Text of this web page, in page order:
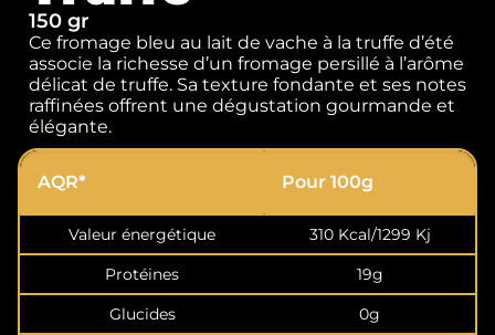
150 gr
Ce fromage bleu au lait de vache à la truffe d’été
associe la richesse d’un fromage persillé à l’arôme
délicat de truffe. Sa texture fondante et ses notes
raffinées offrent une dégustation gourmande et
élégante.
AQR* Pour 100g
Valeur énergétique
310 Kcal/1299 Kj
Protéines
19g
Glucides
0g